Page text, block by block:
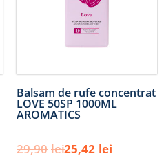
Balsam de rufe concentrat
LOVE 50SP 1000ML
AROMATICS
29,90 lei25,42 lei